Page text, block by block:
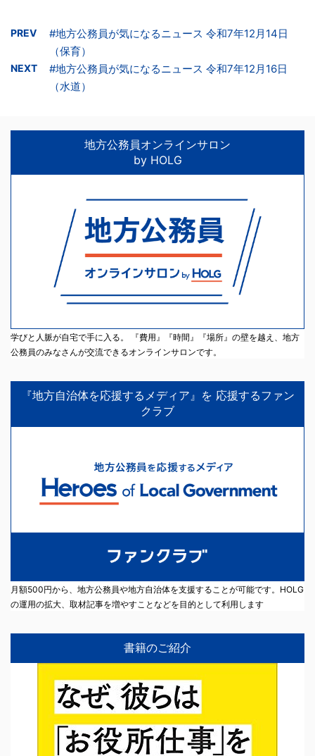
PREV
#地方公務員が気になるニュース 令和7年12月14日
（保育）
NEXT
#地方公務員が気になるニュース 令和7年12月16日
（水道）
地方公務員オンラインサロン
by HOLG
学びと人脈が自宅で手に入る。 『費用』『時間』『場所』の壁を越え、地方
公務員のみなさんが交流できるオンラインサロンです。
『地方自治体を応援するメディア』を 応援するファン
クラブ
月額500円から、地方公務員や地方自治体を支援することが可能です。HOLG
の運用の拡大、取材記事を増やすことなどを目的として利用します
書籍のご紹介